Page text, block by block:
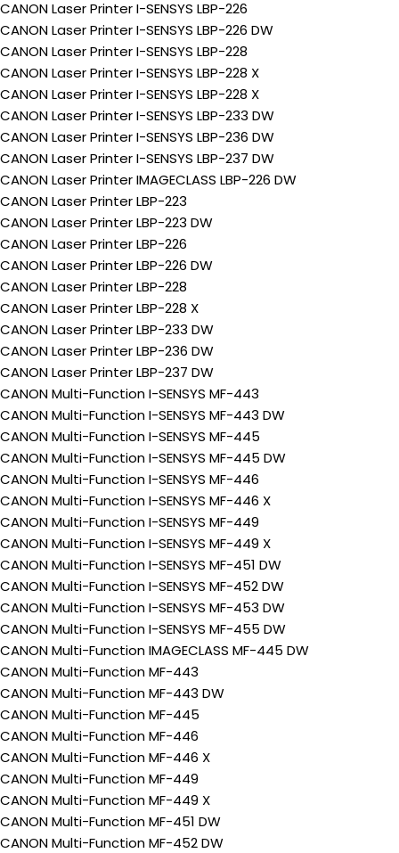
CANON Laser Printer I-SENSYS LBP-226
CANON Laser Printer I-SENSYS LBP-226 DW
CANON Laser Printer I-SENSYS LBP-228
CANON Laser Printer I-SENSYS LBP-228 X
CANON Laser Printer I-SENSYS LBP-228 X
CANON Laser Printer I-SENSYS LBP-233 DW
CANON Laser Printer I-SENSYS LBP-236 DW
CANON Laser Printer I-SENSYS LBP-237 DW
CANON Laser Printer IMAGECLASS LBP-226 DW
CANON Laser Printer LBP-223
CANON Laser Printer LBP-223 DW
CANON Laser Printer LBP-226
CANON Laser Printer LBP-226 DW
CANON Laser Printer LBP-228
CANON Laser Printer LBP-228 X
CANON Laser Printer LBP-233 DW
CANON Laser Printer LBP-236 DW
CANON Laser Printer LBP-237 DW
CANON Multi-Function I-SENSYS MF-443
CANON Multi-Function I-SENSYS MF-443 DW
CANON Multi-Function I-SENSYS MF-445
CANON Multi-Function I-SENSYS MF-445 DW
CANON Multi-Function I-SENSYS MF-446
CANON Multi-Function I-SENSYS MF-446 X
CANON Multi-Function I-SENSYS MF-449
CANON Multi-Function I-SENSYS MF-449 X
CANON Multi-Function I-SENSYS MF-451 DW
CANON Multi-Function I-SENSYS MF-452 DW
CANON Multi-Function I-SENSYS MF-453 DW
CANON Multi-Function I-SENSYS MF-455 DW
CANON Multi-Function IMAGECLASS MF-445 DW
CANON Multi-Function MF-443
CANON Multi-Function MF-443 DW
CANON Multi-Function MF-445
CANON Multi-Function MF-446
CANON Multi-Function MF-446 X
CANON Multi-Function MF-449
CANON Multi-Function MF-449 X
CANON Multi-Function MF-451 DW
CANON Multi-Function MF-452 DW